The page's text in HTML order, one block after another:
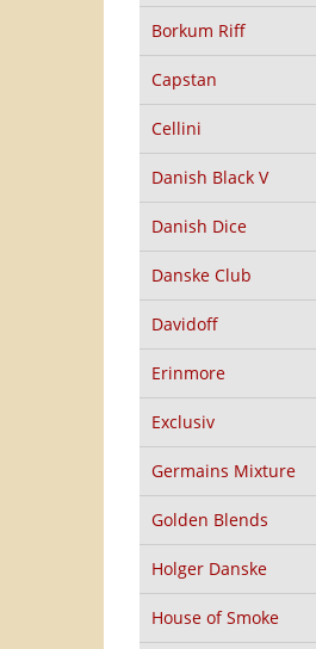
Borkum Riff
Capstan
Cellini
Danish Black V
Danish Dice
Danske Club
Davidoff
Erinmore
Exclusiv
Germains Mixture
Golden Blends
Holger Danske
House of Smoke